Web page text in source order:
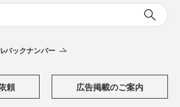
バックナンバー
頼 広告掲載のご案内